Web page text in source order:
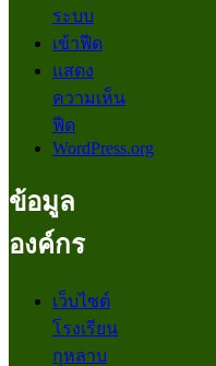
ระบบ
เข้าฟีด
แสดง
ความเห็น
ฟีด
WordPress.org
ข้อมูล
องค์กร
เว็บไซต์
โรงเรียน
กุหลาบ